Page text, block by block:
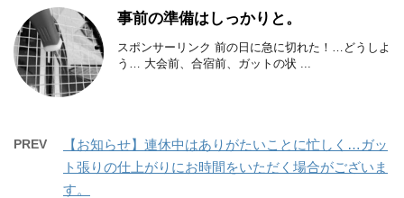
事前の準備はしっかりと。
スポンサーリンク 前の日に急に切れた！…どうしよ
う… 大会前、合宿前、ガットの状 ...
PREV
【お知らせ】連休中はありがたいことに忙しく…ガッ
ト張りの仕上がりにお時間をいただく場合がございま
す。